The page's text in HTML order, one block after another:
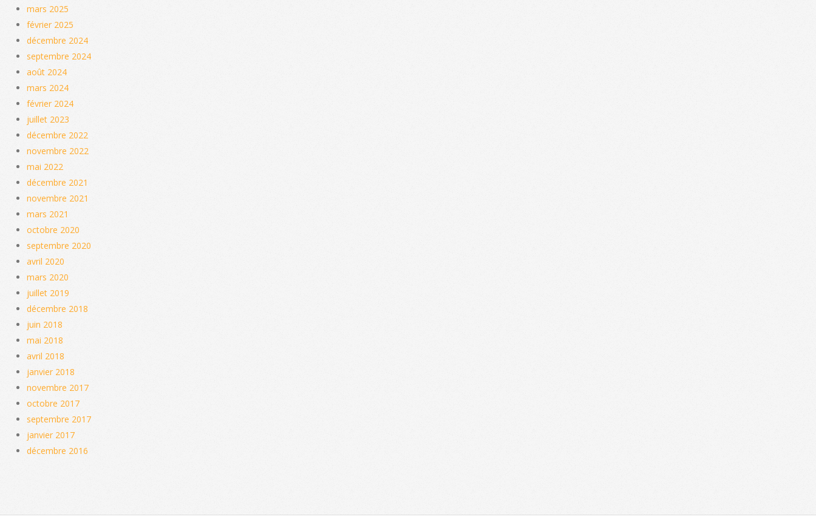
mars 2025
février 2025
décembre 2024
septembre 2024
août 2024
mars 2024
février 2024
juillet 2023
décembre 2022
novembre 2022
mai 2022
décembre 2021
novembre 2021
mars 2021
octobre 2020
septembre 2020
avril 2020
mars 2020
juillet 2019
décembre 2018
juin 2018
mai 2018
avril 2018
janvier 2018
novembre 2017
octobre 2017
septembre 2017
janvier 2017
décembre 2016